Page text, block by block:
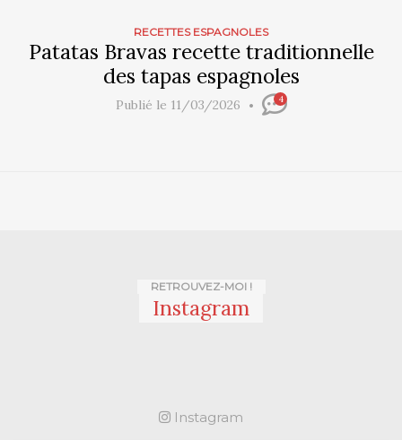
RECETTES ESPAGNOLES
Patatas Bravas recette traditionnelle
des tapas espagnoles
Publié le 11/03/2026 4
RETROUVEZ-MOI !
Instagram
Instagram